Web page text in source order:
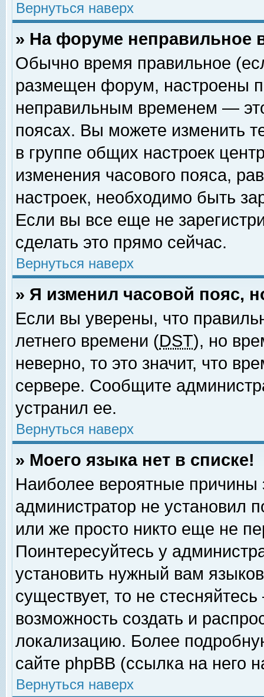
Вернуться наверх
» На форуме неправильное
Обычно время правильное
размещен форум, настроены
неправильным временем —
поясах. Вы можете изменить
в группе общих настроек
изменения часового пояса,
настроек, необходимо быть
Если вы все еще не
сделать это прямо сейчас.
Вернуться наверх
» Я изменил часовой пояс,
Если вы уверены, что
летнего времени (DST), но
неверно, то это значит, что
сервере. Сообщите
устранил ее.
Вернуться наверх
» Моего языка нет в списке!
Наиболее вероятные причины
администратор не установил
или же просто никто еще не
Поинтересуйтесь у
установить нужный вам
существует, то не
возможность создать и
локализацию. Более
сайте phpBB (ссылка на него
Вернуться наверх